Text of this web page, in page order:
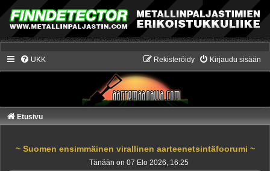
UKK Kirjaudu sisään
Rekisteröidy
Etusivu
~ Suomen ensimmäinen virallinen aarteenetsintäfoorumi ~
Tänään on 07 Elo 2026, 16:25